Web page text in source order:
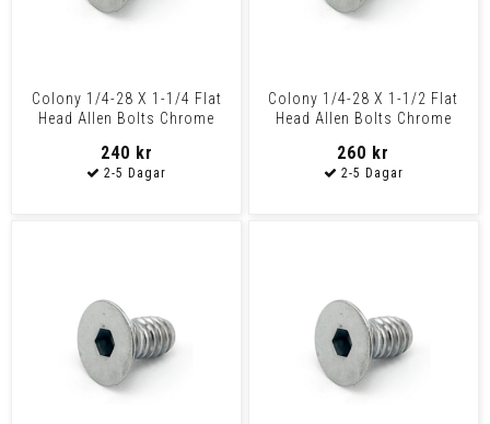
Colony 1/4-28 X 1-1/4 Flat
Head Allen Bolts Chrome
240 kr
Colony 1/4-28 X 1-1/2 Flat
Head Allen Bolts Chrome
260 kr